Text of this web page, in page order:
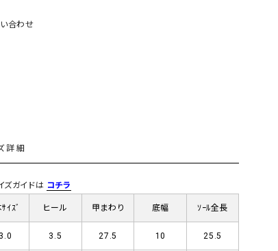
G-STAR RAW（ジースターロウ）
GOOD SPEED（グッドスピード） un cinq（アンサンク）
GAIMO（ガイモ）
UNIVERSAL OVERALL（
オーバーオール）
合わせ
詳細
ズガイドは コチラ
ｲｽﾞ ヒール 甲まわり 底幅 ｿｰﾙ全長
3.5 27.5 10 25.5